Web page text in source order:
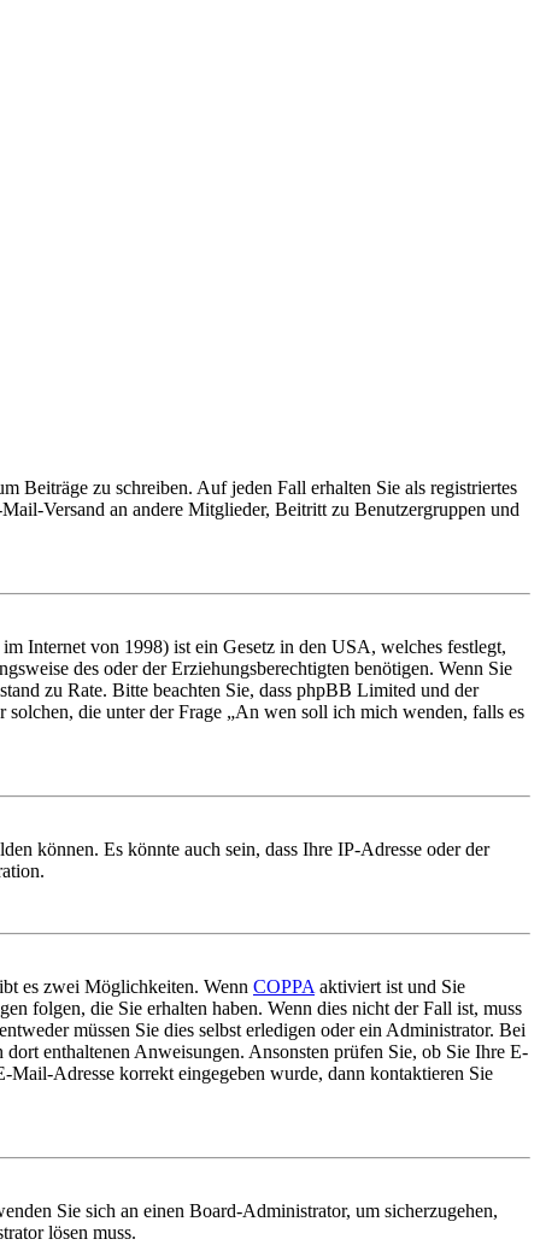
Beiträge zu schreiben. Auf jeden Fall erhalten Sie als registriertes
Versand an andere Mitglieder, Beitritt zu Benutzergruppen und
Internet von 1998) ist ein Gesetz in den USA, welches festlegt,
des oder der Erziehungsberechtigten benötigen. Wenn Sie
zu Rate. Bitte beachten Sie, dass phpBB Limited und der
die unter der Frage „An wen soll ich mich wenden, falls es
können. Es könnte auch sein, dass Ihre IP-Adresse oder der
es zwei Möglichkeiten. Wenn COPPA aktiviert ist und Sie
folgen, die Sie erhalten haben. Wenn dies nicht der Fall ist, muss
müssen Sie dies selbst erledigen oder ein Administrator. Bei
enthaltenen Anweisungen. Ansonsten prüfen Sie, ob Sie Ihre E-
Adresse korrekt eingegeben wurde, dann kontaktieren Sie
Sie sich an einen Board-Administrator, um sicherzugehen,
lösen muss.